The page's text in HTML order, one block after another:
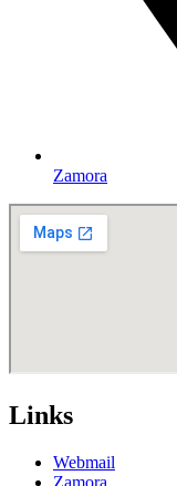
Zamora
Links
Webmail
Zamora